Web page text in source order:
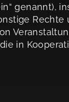
genannt),
Rechte
in